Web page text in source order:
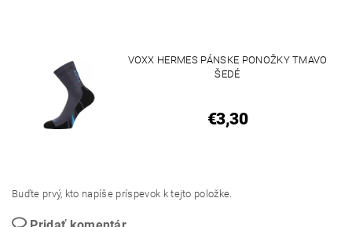
VOXX HERMES PÁNSKE PONOŽKY TMAVO
ŠEDÉ
€3,30
Buďte prvý, kto napíše príspevok k tejto položke.